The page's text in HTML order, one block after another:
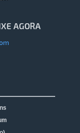
AGORA